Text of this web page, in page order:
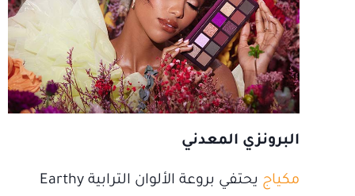
البرونزي المعدني
مكياج
يحتفي بروعة الألوان الترابية Earthy